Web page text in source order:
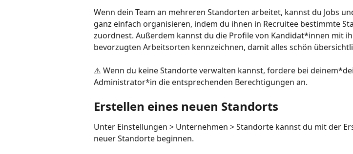
Wenn dein Team an mehreren Standorten arbeitet, kannst du Jobs
ganz einfach organisieren, indem du ihnen in Recruitee bestimmte
zuordnest. Außerdem kannst du die Profile von Kandidat*innen mit
bevorzugten Arbeitsorten kennzeichnen, damit alles schön
⚠️ Wenn du keine Standorte verwalten kannst, fordere bei
Administrator*in die entsprechenden Berechtigungen an.
Erstellen eines neuen Standorts
Unter Einstellungen > Unternehmen > Standorte kannst du mit der
neuer Standorte beginnen.